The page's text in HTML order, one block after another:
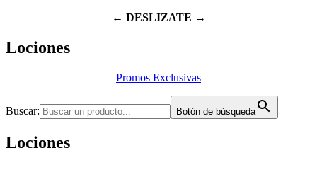
← DESLIZATE →
Lociones
Promos Exclusivas
Buscar: Botón de búsqueda
Lociones